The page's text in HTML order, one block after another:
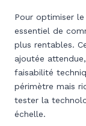
Pour optimiser
essentiel de
plus rentables.
ajoutée
faisabilité
périmètre mais
tester la
échelle.